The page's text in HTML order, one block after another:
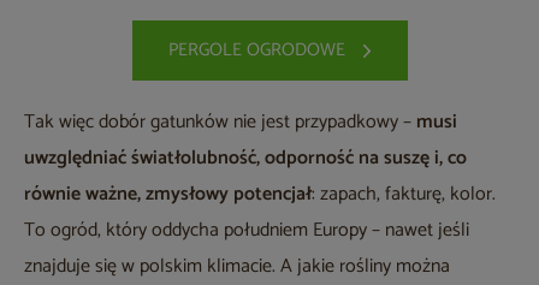
PERGOLE OGRODOWE
Tak więc dobór gatunków nie jest przypadkowy –musi
uwzględniać światłolubność, odporność na suszę i, co
równie ważne, zmysłowy potencjał: zapach, fakturę, kolor.
To ogród, który oddycha południem Europy – nawet jeśli
znajduje się w polskim klimacie. A jakie rośliny można